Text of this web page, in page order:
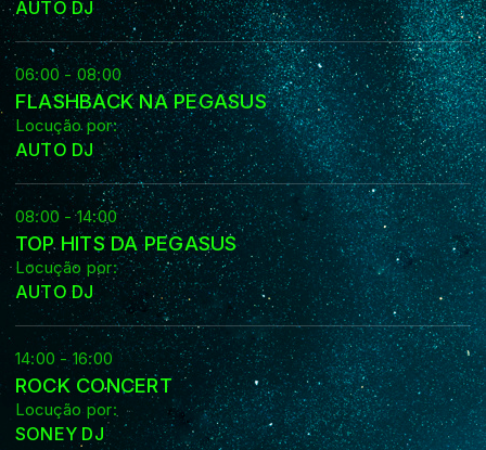
AUTO DJ
06:00 - 08:00
FLASHBACK NA PEGASUS
Locução por:
AUTO DJ
08:00 - 14:00
TOP HITS DA PEGASUS
Locução por:
AUTO DJ
14:00 - 16:00
ROCK CONCERT
Locução por:
SONEY DJ